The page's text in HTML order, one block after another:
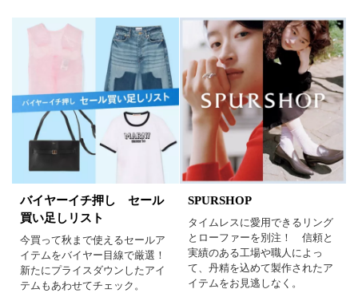
バイヤーイチ押し セール
買い足しリスト
今買って秋まで使えるセールア
イテムをバイヤー目線で厳選！
新たにプライスダウンしたアイ
テムもあわせてチェック。
SPURSHOP
タイムレスに愛用できるリング
とローファーを別注！ 信頼と
実績のある工場や職人によっ
て、丹精を込めて製作されたア
イテムをお見逃しなく。